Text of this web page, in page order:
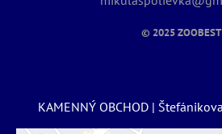
© 2025ZOOBEST
KAMENNÝ OBCHOD |